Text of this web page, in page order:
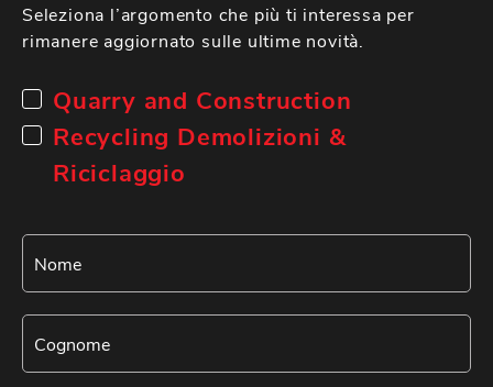
Seleziona l’argomento che più ti interessa per
rimanere aggiornato sulle ultime novità.
Quarry and Construction
Recycling Demolizioni &
Riciclaggio